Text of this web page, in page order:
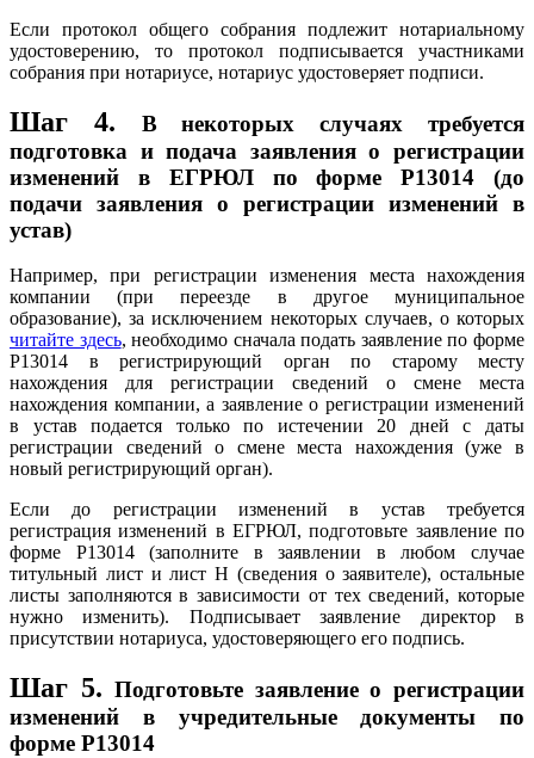
Если протокол общего собрания подлежит нотариальному
удостоверению, то протокол подписывается участниками
собрания при нотариусе, нотариус удостоверяет подписи.
Шаг 4.
В некоторых случаях требуется
подготовка и подача заявления о регистрации
изменений в ЕГРЮЛ по форме Р13014 (до
подачи заявления о регистрации изменений в
устав)
Например, при регистрации изменения места нахождения
компании (при переезде в другое муниципальное
образование), за исключением некоторых случаев, о которых
читайте здесь, необходимо сначала подать заявление по форме
Р13014 в регистрирующий орган по старому месту
нахождения для регистрации сведений о смене места
нахождения компании, а заявление о регистрации изменений
в устав подается только по истечении 20 дней с даты
регистрации сведений о смене места нахождения (уже в
новый регистрирующий орган).
Если до регистрации изменений в устав требуется
регистрация изменений в ЕГРЮЛ, подготовьте заявление по
форме Р13014 (заполните в заявлении в любом случае
титульный лист и лист Н (сведения о заявителе), остальные
листы заполняются в зависимости от тех сведений, которые
нужно изменить). Подписывает заявление директор в
присутствии нотариуса, удостоверяющего его подпись.
Шаг 5. Подготовьте заявление о регистрации
изменений в учредительные документы по
форме Р13014